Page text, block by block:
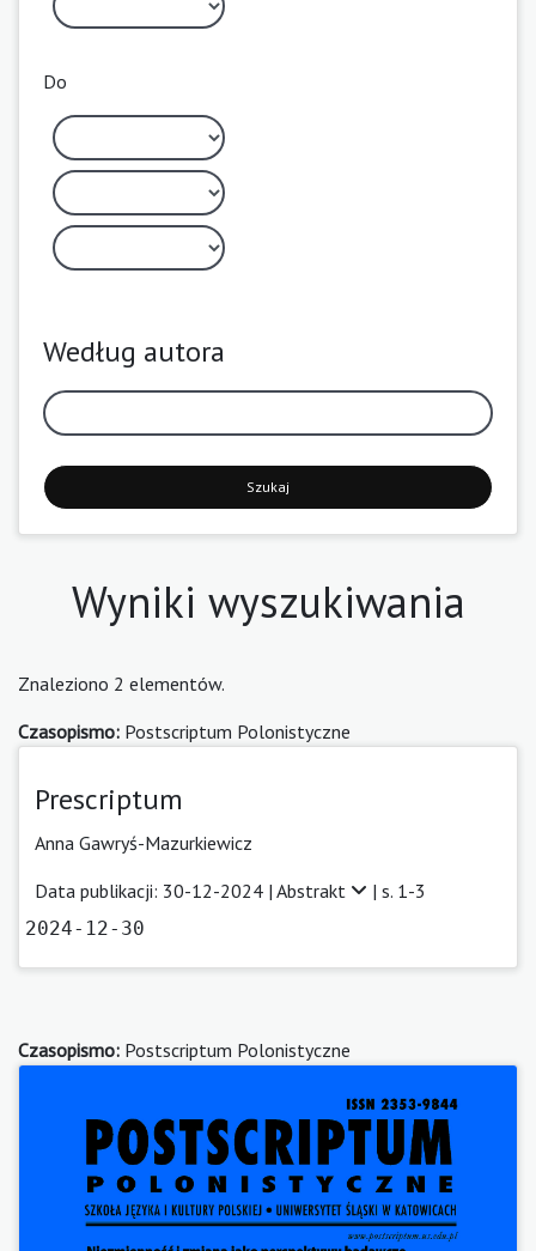
Do
Według autora
Szukaj
Wyniki wyszukiwania
Znaleziono 2 elementów.
Czasopismo: Postscriptum Polonistyczne
Prescriptum
Anna Gawryś-Mazurkiewicz
Data publikacji: 30-12-2024 | Abstrakt | s. 1-3
2024-12-30
Czasopismo: Postscriptum Polonistyczne